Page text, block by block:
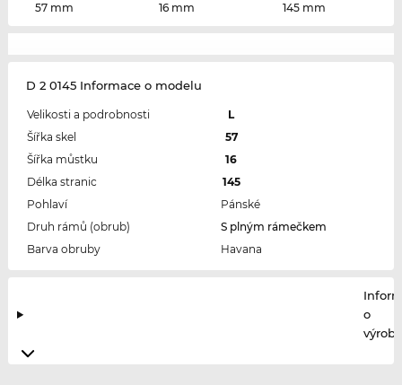
57 mm
16 mm
145 mm
D 2 0145 Informace o modelu
Velikosti a podrobnosti
L
Šířka skel
57
Šířka můstku
16
Délka stranic
145
Pohlaví
Pánské
Druh rámů (obrub)
S plným rámečkem
Barva obruby
Havana
o